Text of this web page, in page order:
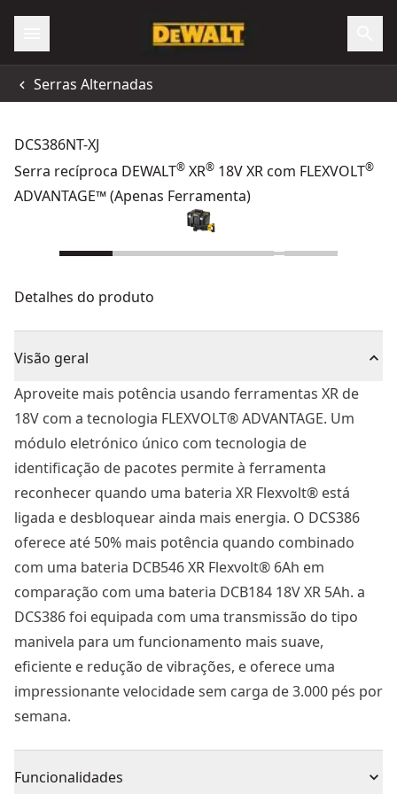
Serras Alternadas
DCS386NT-XJ
Serra recíproca DEWALT® XR® 18V XR com FLEXVOLT®
ADVANTAGE™ (Apenas Ferramenta)
Detalhes do produto
Visão geral
Aproveite mais potência usando ferramentas XR de
18V com a tecnologia FLEXVOLT® ADVANTAGE. Um
módulo eletrónico único com tecnologia de
identificação de pacotes permite à ferramenta
reconhecer quando uma bateria XR Flexvolt® está
ligada e desbloquear ainda mais energia. O DCS386
oferece até 50% mais potência quando combinado
com uma bateria DCB546 XR Flexvolt® 6Ah em
comparação com uma bateria DCB184 18V XR 5Ah. a
DCS386 foi equipada com uma transmissão do tipo
manivela para um funcionamento mais suave,
eficiente e redução de vibrações, e oferece uma
impressionante velocidade sem carga de 3.000 pés por
semana.
Funcionalidades